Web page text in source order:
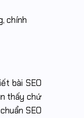
chính
bài SEO
thấy chứ
SEO